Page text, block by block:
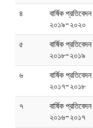
৪
বার্ষিক প্রতিবেদন
২০১৯-২০২০
৫
বার্ষিক প্রতিবেদন
২০১৮-২০১৯
৬
বার্ষিক প্রতিবেদন
২০১৭-২০১৮
৭
বার্ষিক প্রতিবেদন
২০১৬-২০১৭